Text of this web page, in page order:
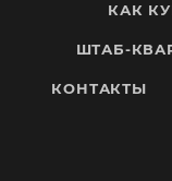
КАК
ШТАБ-
КОНТАКТЫ